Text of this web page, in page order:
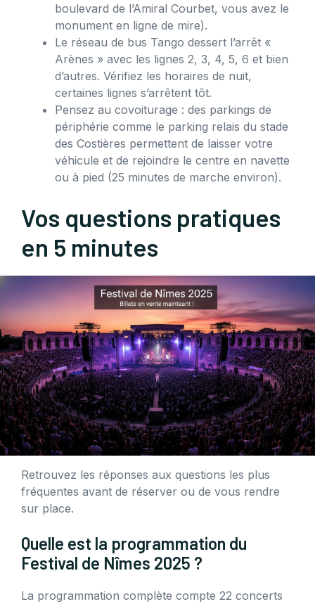
boulevard de l’Amiral Courbet, vous avez le
monument en ligne de mire).
Le réseau de bus Tango dessert l’arrêt «
Arènes » avec les lignes 2, 3, 4, 5, 6 et bien
d’autres. Vérifiez les horaires de nuit,
certaines lignes s’arrêtent tôt.
Pensez au covoiturage : des parkings de
périphérie comme le parking relais du stade
des Costières permettent de laisser votre
véhicule et de rejoindre le centre en navette
ou à pied (25 minutes de marche environ).
Vos questions pratiques
en 5 minutes
Retrouvez les réponses aux questions les plus
fréquentes avant de réserver ou de vous rendre
sur place.
Quelle est la programmation du
Festival de Nîmes 2025 ?
La programmation complète compte 22 concerts